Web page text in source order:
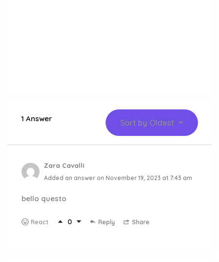
1 Answer Sort by Oldest
Zara Cavalli
Added an answer on November 19, 2023 at 7:43 am
bello questo
React 0 Reply Share